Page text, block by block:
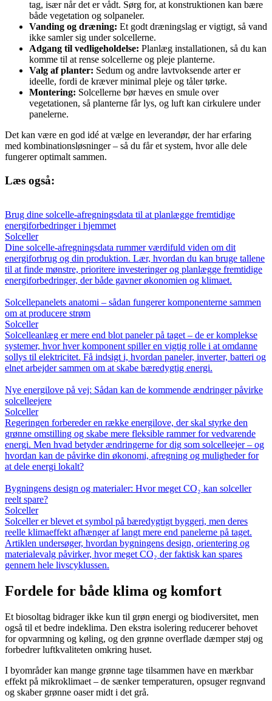
tag, især når det er vådt. Sørg for, at konstruktionen kan bære
både vegetation og solpaneler.
Vanding og dræning: Et godt dræningslag er vigtigt, så vand
ikke samler sig under solcellerne.
Adgang til vedligeholdelse: Planlæg installationen, så du kan
komme til at rense solcellerne og pleje planterne.
Valg af planter: Sedum og andre lavtvoksende arter er
ideelle, fordi de kræver minimal pleje og tåler tørke.
Montering: Solcellerne bør hæves en smule over
vegetationen, så planterne får lys, og luft kan cirkulere under
panelerne.
Det kan være en god idé at vælge en leverandør, der har erfaring
med kombinationsløsninger – så du får et system, hvor alle dele
fungerer optimalt sammen.
Læs også:
Brug dine solcelle-afregningsdata til at planlægge fremtidige
energiforbedringer i hjemmet
Solceller
Dine solcelle-afregningsdata rummer værdifuld viden om dit
energiforbrug og din produktion. Lær, hvordan du kan bruge tallene
til at finde mønstre, prioritere investeringer og planlægge fremtidige
energiforbedringer, der både gavner økonomien og klimaet.
Solcellepanelets anatomi – sådan fungerer komponenterne sammen
om at producere strøm
Solceller
Solcelleanlæg er mere end blot paneler på taget – de er komplekse
systemer, hvor hver komponent spiller en vigtig rolle i at omdanne
sollys til elektricitet. Få indsigt i, hvordan paneler, inverter, batteri og
elnet arbejder sammen om at skabe bæredygtig energi.
Nye energilove på vej: Sådan kan de kommende ændringer påvirke
solcelleejere
Solceller
Regeringen forbereder en række energilove, der skal styrke den
grønne omstilling og skabe mere fleksible rammer for vedvarende
energi. Men hvad betyder ændringerne for dig som solcelleejer – og
hvordan kan de påvirke din økonomi, afregning og muligheder for
at dele energi lokalt?
Bygningens design og materialer: Hvor meget CO₂ kan solceller
reelt spare?
Solceller
Solceller er blevet et symbol på bæredygtigt byggeri, men deres
reelle klimaeffekt afhænger af langt mere end panelerne på taget.
Artiklen undersøger, hvordan bygningens design, orientering og
materialevalg påvirker, hvor meget CO₂ der faktisk kan spares
gennem hele livscyklussen.
Fordele for både klima og komfort
Et biosoltag bidrager ikke kun til grøn energi og biodiversitet, men
også til et bedre indeklima. Den ekstra isolering reducerer behovet
for opvarmning og køling, og den grønne overflade dæmper støj og
forbedrer luftkvaliteten omkring huset.
I byområder kan mange grønne tage tilsammen have en mærkbar
effekt på mikroklimaet – de sænker temperaturen, opsuger regnvand
og skaber grønne oaser midt i det grå.